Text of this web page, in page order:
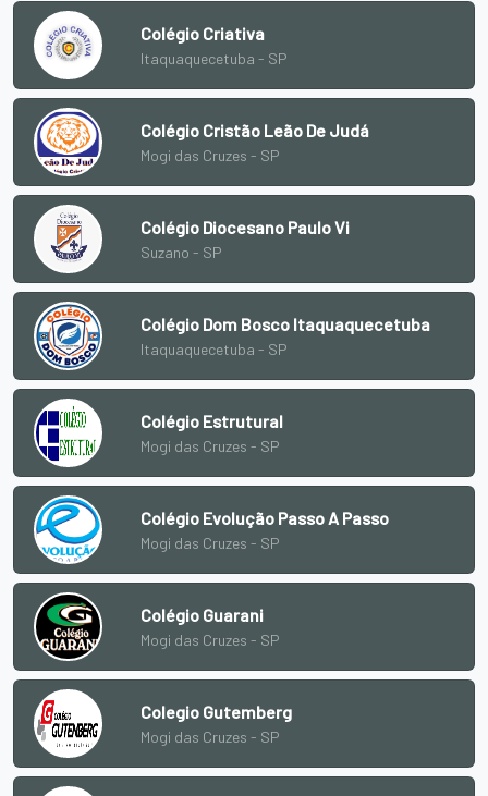
Colégio Criativa
Itaquaquecetuba - SP
Colégio Cristão Leão De Judá
Mogi das Cruzes - SP
Colégio Diocesano Paulo Vi
Suzano - SP
Colégio Dom Bosco Itaquaquecetuba
Itaquaquecetuba - SP
Colégio Estrutural
Mogi das Cruzes - SP
Colégio Evolução Passo A Passo
Mogi das Cruzes - SP
Colégio Guarani
Mogi das Cruzes - SP
Colegio Gutemberg
Mogi das Cruzes - SP